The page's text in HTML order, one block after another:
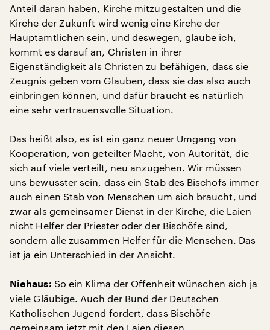
Anteil daran haben, Kirche mitzugestalten und die
Kirche der Zukunft wird wenig eine Kirche der
Hauptamtlichen sein, und deswegen, glaube ich,
kommt es darauf an, Christen in ihrer
Eigenständigkeit als Christen zu befähigen, dass sie
Zeugnis geben vom Glauben, dass sie das also auch
einbringen können, und dafür braucht es natürlich
eine sehr vertrauensvolle Situation.
Das heißt also, es ist ein ganz neuer Umgang von
Kooperation, von geteilter Macht, von Autorität, die
sich auf viele verteilt, neu anzugehen. Wir müssen
uns bewusster sein, dass ein Stab des Bischofs immer
auch einen Stab von Menschen um sich braucht, und
zwar als gemeinsamer Dienst in der Kirche, die Laien
nicht Helfer der Priester oder der Bischöfe sind,
sondern alle zusammen Helfer für die Menschen. Das
ist ja ein Unterschied in der Ansicht.
Niehaus: So ein Klima der Offenheit wünschen sich ja
viele Gläubige. Auch der Bund der Deutschen
Katholischen Jugend fordert, dass Bischöfe
gemeinsam jetzt mit den Laien diesen